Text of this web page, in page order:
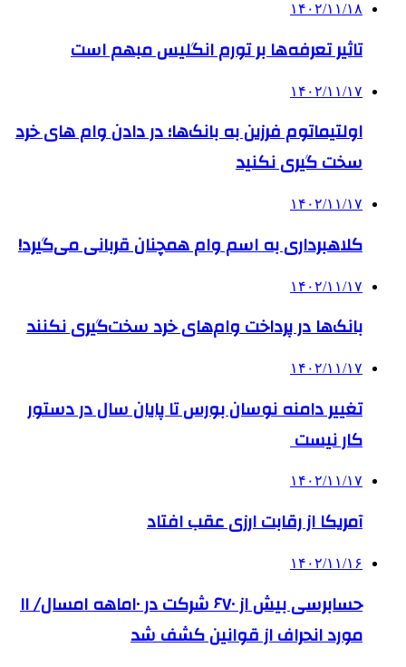
۱۴۰۲/۱۱/۱۸
تاثیر تعرفه‎‌ها بر تورم انگلیس مبهم است
۱۴۰۲/۱۱/۱۷
اولتیماتوم فرزین به بانک‌ها؛ در دادن وام های خرد
سخت گیری نکنید
۱۴۰۲/۱۱/۱۷
کلاهبرداری به اسم وام‌ همچنان قربانی می‌گیرد!
۱۴۰۲/۱۱/۱۷
بانک‌ها در پرداخت وام‌های خرد سخت‌گیری نکنند
۱۴۰۲/۱۱/۱۷
تغییر دامنه نوسان بورس تا پایان سال در دستور
کار نیست
۱۴۰۲/۱۱/۱۷
آمریکا از رقابت ارزی عقب افتاد
۱۴۰۲/۱۱/۱۶
حسابرسی بیش از ۶۷۰ شرکت در ۱۰ماهه امسال/ ۱۱
مورد انحراف از قوانین کشف شد